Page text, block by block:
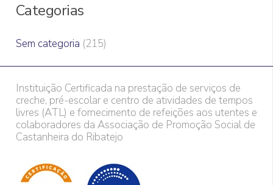
Categorias
Sem categoria (215)
Instituição Certificada na prestação de serviços de
creche, pré-escolar e centro de atividades de tempos
livres (ATL) e fornecimento de refeições aos utentes e
colaboradores da Associação de Promoção Social de
Castanheira do Ribatejo